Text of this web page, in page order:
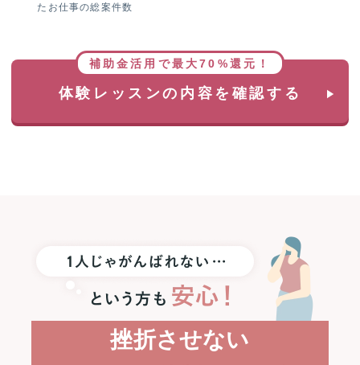
たお仕事の総案件数
補助金活用で最大70%還元！
体験レッスンの内容を確認する
挫折させない